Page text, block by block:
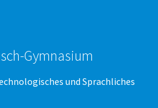
Gymnasium
und Sprachliches